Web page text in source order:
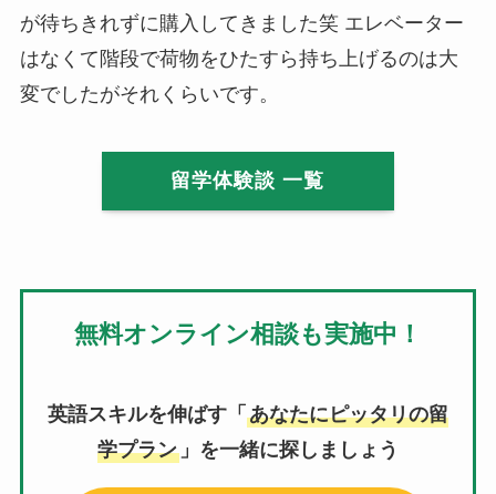
が待ちきれずに購入してきました笑 エレベーター
はなくて階段で荷物をひたすら持ち上げるのは大
変でしたがそれくらいです。
留学体験談 一覧
無料オンライン相談も実施中！
英語スキルを伸ばす「 あなたにピッタリの留
学プラン 」を一緒に探しましょう